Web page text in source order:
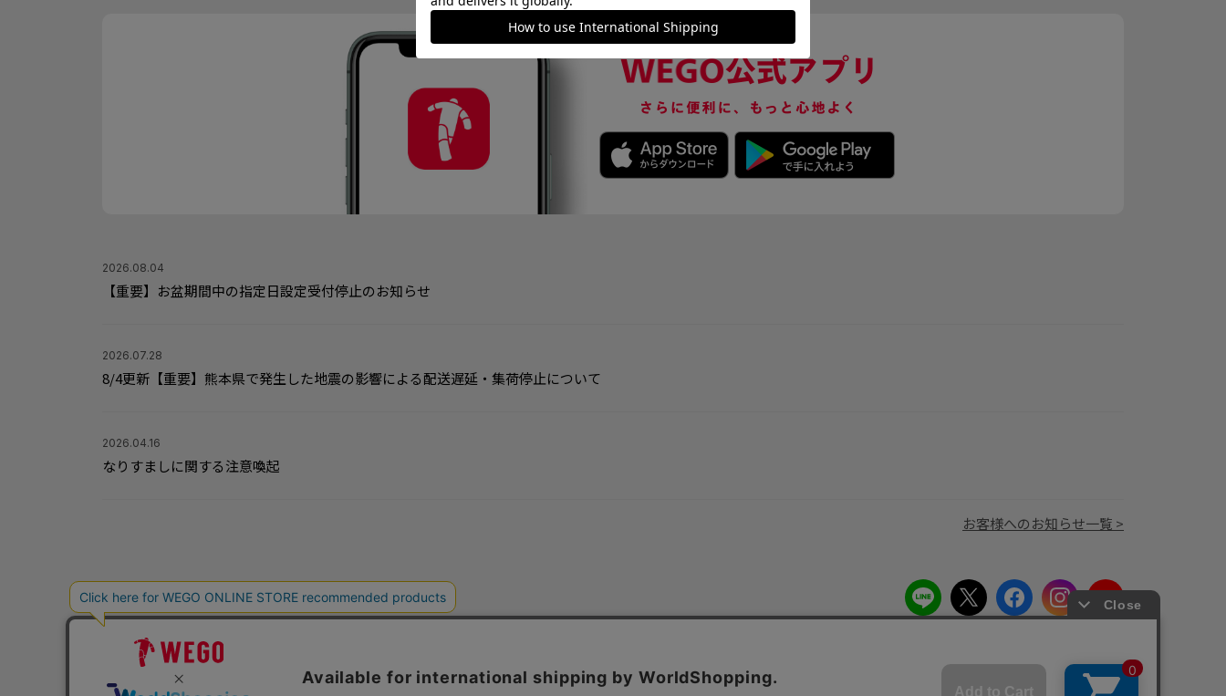
2026.08.04
【重要】お盆期間中の指定日設定受付停止のお知らせ
2026.07.28
8/4更新【重要】熊本県で発生した地震の影響による配送遅延・集荷停止について
2026.04.16
なりすましに関する注意喚起
お客様へのお知らせ一覧 >
サポート情報